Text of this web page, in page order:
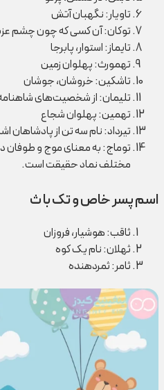
تاویار: نگهبان آتش
توکان: آن کسی که چون چشم
تایماز: استوار، پابرجا
تهمورث: پهلوان زمین
تاشکین: خروشان، جوشان
تلیمان: از شخصیت‌های
تهمین: پهلوان شجاع
تیرداد: نام سه تن از پادشاهان
توماج: به معنای موج و طوفان
مختلف نماد حقیقت است.
اسم پسر خاص و تک با ث
ثاقب: هوشیار، فروزان
ثهلان: نام یک کوه
ثامر: ثمردهنده